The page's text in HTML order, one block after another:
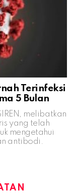
Terinfeksi
5 Bulan
melibatkan
yang telah
mengetahui
antibodi.